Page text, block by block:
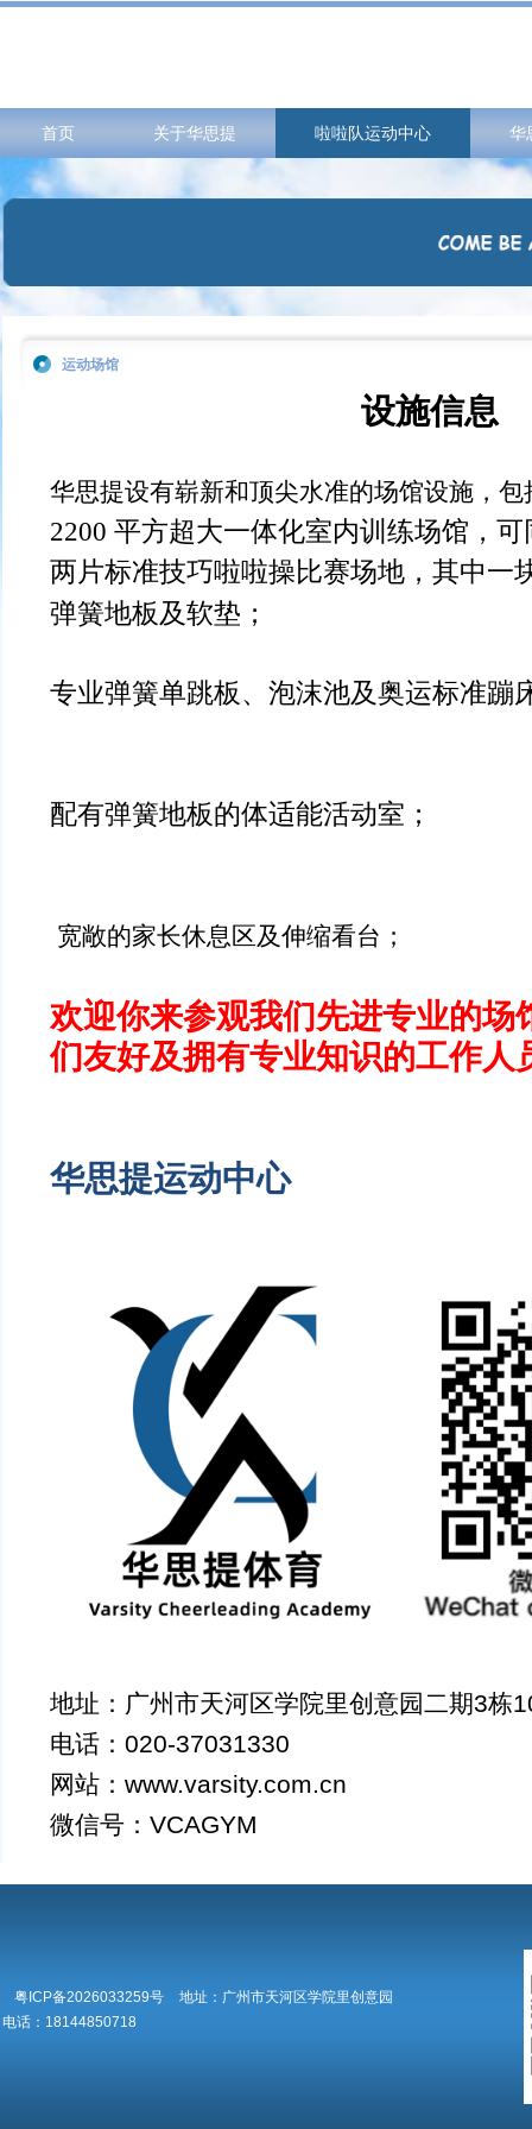
首页 关于华思提 啦啦队运动中心 华
运动场馆
设施信息
华思提设有崭新和顶尖水准的场馆设施，
2200 平方超大一体化室内训练场馆，
两片标准技巧啦啦操比赛场地，其中一
弹簧地板及软垫；
专业弹簧单跳板、泡沫池及奥运标准蹦
配有弹簧地板的体适能活动室；
宽敞的家长休息区及伸缩看台；
欢迎你来参观我们先进专业的场
们友好及拥有专业知识的工作人
华思提运动中心
地址：广州市天河区学院里创意园二期3栋
电话：020-37031330
网站：www.varsity.com.cn
微信号：VCAGYM
粤ICP备2026033259号
地址：广州市天河区学院里创意园
电话：18144850718